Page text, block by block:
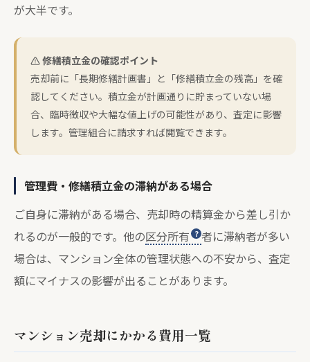
が大半です。
修繕積立金の確認ポイント
売却前に「長期修繕計画書」と「修繕積立金の残高」を確
認してください。積立金が計画通りに貯まっていない場
合、臨時徴収や大幅な値上げの可能性があり、査定に影響
します。管理組合に請求すれば閲覧できます。
管理費・修繕積立金の滞納がある場合
ご自身に滞納がある場合、売却時の精算金から差し引か
れるのが一般的です。他の区分所有
者に滞納者が多い
場合は、マンション全体の管理状態への不安から、査定
額にマイナスの影響が出ることがあります。
マンション売却にかかる費用一覧